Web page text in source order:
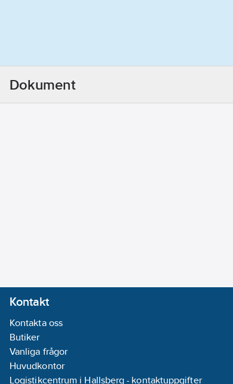
Dokument
Kontakt
Kontakta oss
Butiker
Vanliga frågor
Huvudkontor
Logistikcentrum i Hallsberg - kontaktuppgifter